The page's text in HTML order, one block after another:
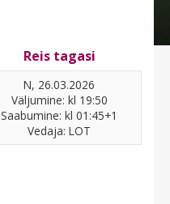
Reis tagasi
N, 26.03.2026
Väljumine: kl 19:50
Saabumine: kl 01:45+1
Vedaja: LOT